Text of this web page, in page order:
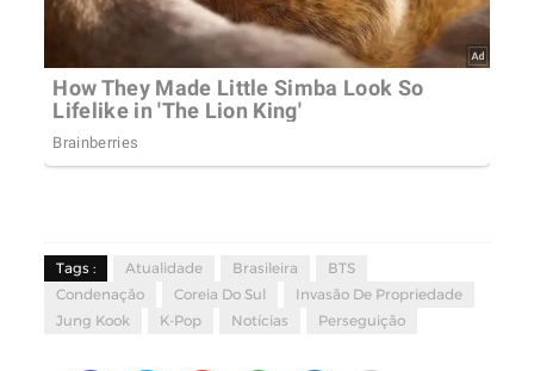
Tags : Atualidade Brasileira
BTS
Condenação
Coreia Do Sul
Invasão De Propriedade
Jung Kook
K-Pop Notícias Perseguição